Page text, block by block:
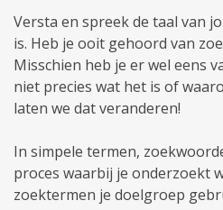
Versta en spreek de taal van
is. Heb je ooit gehoord van
Misschien heb je er wel eens
niet precies wat het is of
laten we dat veranderen!
In simpele termen,
proces waarbij je onderzoekt
zoektermen je doelgroep